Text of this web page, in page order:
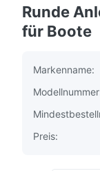
Runde
für Boote
Markenname:
Preis: